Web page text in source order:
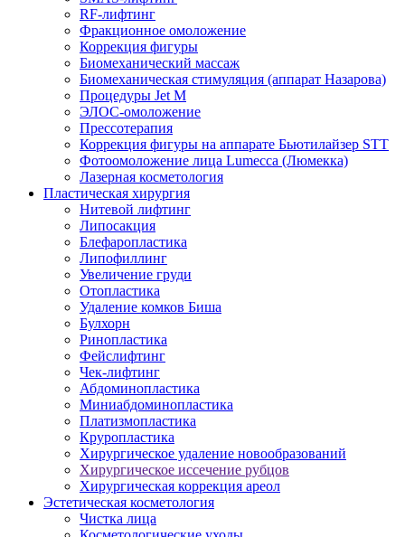
RF-лифтинг
Фракционное омоложение
Коррекция фигуры
Биомеханический массаж
Биомеханическая стимуляция (аппарат Назарова)
Процедуры Jet M
ЭЛОС-омоложение
Прессотерапия
Коррекция фигуры на аппарате Бьютилайзер STT
Фотоомоложение лица Lumecca (Люмекка)
Лазерная косметология
Пластическая хирургия
Нитевой лифтинг
Липосакция
Блефаропластика
Липофиллинг
Увеличение груди
Отопластика
Удаление комков Биша
Булхорн
Ринопластика
Фейслифтинг
Чек-лифтинг
Абдоминопластика
Миниабдоминопластика
Платизмопластика
Круропластика
Хирургическое удаление новообразований
Хирургическое иссечение рубцов
Хирургическая коррекция ареол
Эстетическая косметология
Чистка лица